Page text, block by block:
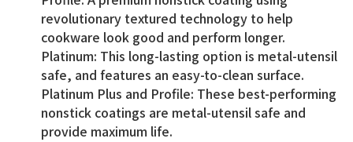
revolutionary textured technology to help
cookware look good and perform longer.
Platinum: This long-lasting option is metal-utensil
safe, and features an easy-to-clean surface.
Platinum Plus and Profile: These best-performing
nonstick coatings are metal-utensil safe and
provide maximum life.